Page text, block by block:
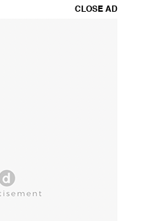
CLOSE AD